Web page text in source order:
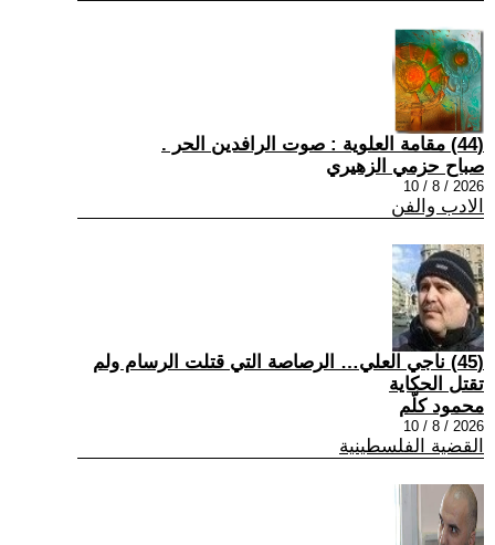
(44) مقامة العلوية : صوت الرافدين الحر .
صباح حزمي الزهيري
2026 / 8 / 10
الادب والفن
(45) ناجي العلي… الرصاصة التي قتلت الرسام ولم
تقتل الحكاية
محمود كلّم
2026 / 8 / 10
القضية الفلسطينية